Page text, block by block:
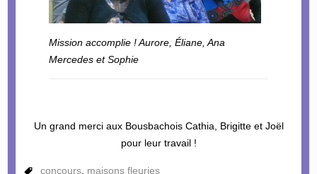
Mission accomplie ! Aurore, Éliane, Ana
Mercedes et Sophie
Un grand merci aux Bousbachois Cathia, Brigitte et Joël
pour leur travail !
concours, maisons fleuries